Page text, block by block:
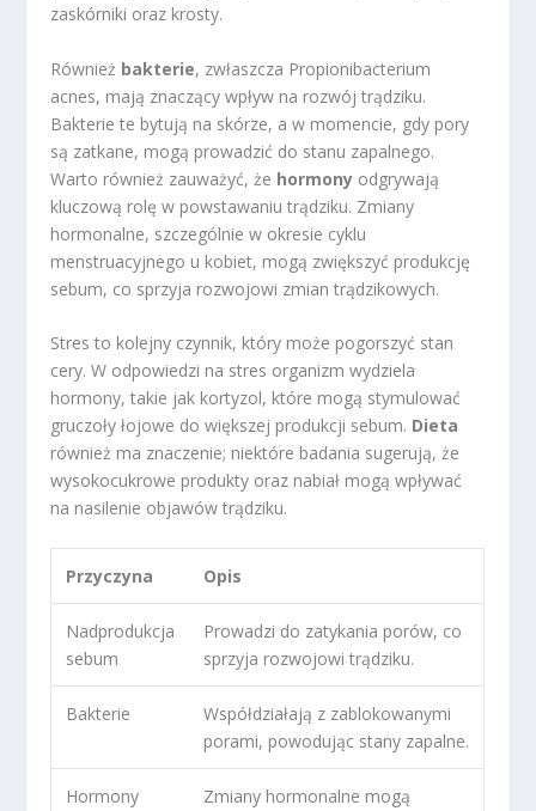
zaskórniki oraz krosty.
Również bakterie, zwłaszcza Propionibacterium
acnes, mają znaczący wpływ na rozwój trądziku.
Bakterie te bytują na skórze, a w momencie, gdy pory
są zatkane, mogą prowadzić do stanu zapalnego.
Warto również zauważyć, że hormony odgrywają
kluczową rolę w powstawaniu trądziku. Zmiany
hormonalne, szczególnie w okresie cyklu
menstruacyjnego u kobiet, mogą zwiększyć produkcję
sebum, co sprzyja rozwojowi zmian trądzikowych.
Stres to kolejny czynnik, który może pogorszyć stan
cery. W odpowiedzi na stres organizm wydziela
hormony, takie jak kortyzol, które mogą stymulować
gruczoły łojowe do większej produkcji sebum. Dieta
również ma znaczenie; niektóre badania sugerują, że
wysokocukrowe produkty oraz nabiał mogą wpływać
na nasilenie objawów trądziku.
Przyczyna Opis
Nadprodukcja
sebum
Prowadzi do zatykania porów, co
sprzyja rozwojowi trądziku.
Bakterie
Współdziałają z zablokowanymi
porami, powodując stany zapalne.
Hormony
Zmiany hormonalne mogą